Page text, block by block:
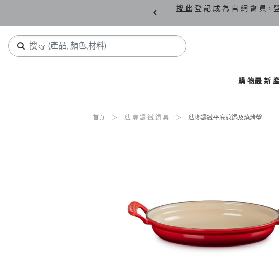
按 此 登 記 成 為 官 網 會 員，
購 物最 新
首頁 琺 瑯 鑄 鐵 鍋 具 琺瑯鑄鐵平底煎鍋及燒烤盤